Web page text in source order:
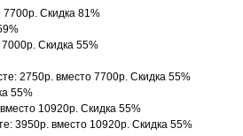
7700р. Скидка 81%
Скидка 55%
2750р. вместо 7700р. Скидка 55%
55%
10920р. Скидка 55%
3950р. вместо 10920р. Скидка 55%